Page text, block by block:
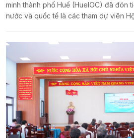
minh thành phố Huế (HueIOC) đã đón
nước và quốc tế là các tham dự viên